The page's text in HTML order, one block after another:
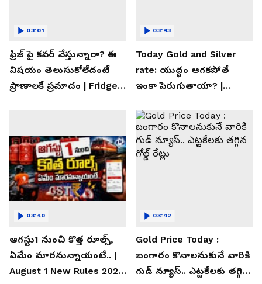
ఫ్రిజ్ పై కవర్ వేస్తున్నారా? ఈ
విషయం తెలుసుకోలేదంటే
ప్రాణాలకే ప్రమాదం | Fridge
03:01
Today Gold and Silver
rate: యుద్ధం ఆగకపోతే
ఇంకా పెరుగుతాయా? |
03:43
ఆగస్టు1 నుంచి కొత్త రూల్స్,
ఏమేం మారనున్నాయంటే.. |
August 1 New Rules 2026
03:40
Gold Price Today :
బంగారం కొనాలనుకునే వారికి
గుడ్ న్యూస్.. ఎట్టకేలకు తగ్గిన
03:42